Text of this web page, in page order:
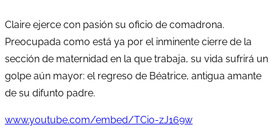
Claire ejerce con pasión su oficio de comadrona.
Preocupada como está ya por el inminente cierre de la
sección de maternidad en la que trabaja, su vida sufrirá un
golpe aún mayor: el regreso de Béatrice, antigua amante
de su difunto padre.
www.youtube.com/embed/TCio-zJ169w